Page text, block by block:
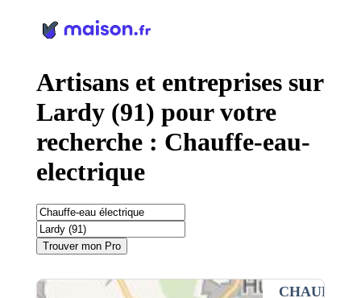
Artisans et entreprises sur
Lardy (91) pour votre
recherche : Chauffe-eau-
electrique
Trouver mon Pro
CHAUFFE-